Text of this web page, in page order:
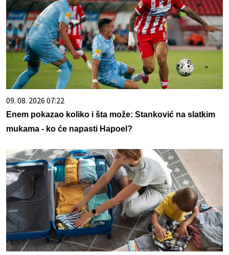
09. 08. 2026 07:22
Enem pokazao koliko i šta može: Stanković na slatkim
mukama - ko će napasti Hapoel?